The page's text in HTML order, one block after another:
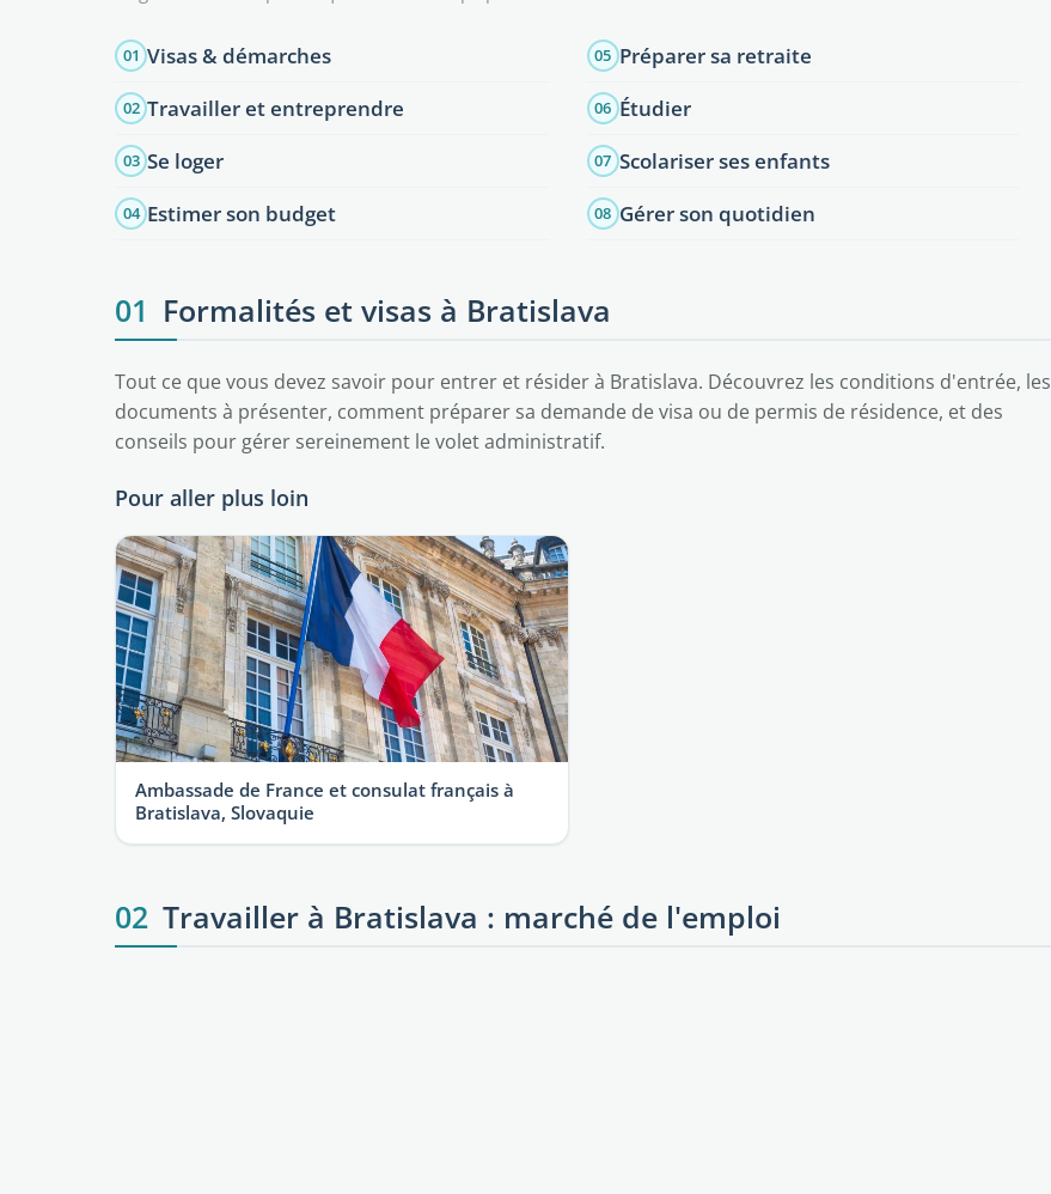
01 Visas & démarches
02 Travailler et entreprendre
03 Se loger
04 Estimer son budget
05 Préparer sa retraite
06 Étudier
07 Scolariser ses enfants
08 Gérer son quotidien
01 Formalités et visas à Bratislava
Tout ce que vous devez savoir pour entrer et résider à Bratislava. Découvrez les conditions d'entrée, les
documents à présenter, comment préparer sa demande de visa ou de permis de résidence, et des
conseils pour gérer sereinement le volet administratif.
Pour aller plus loin
Ambassade de France et consulat français à
Bratislava, Slovaquie
02 Travailler à Bratislava : marché de l'emploi